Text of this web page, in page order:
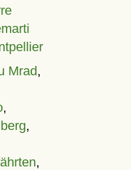
Mrad,
,
,
,